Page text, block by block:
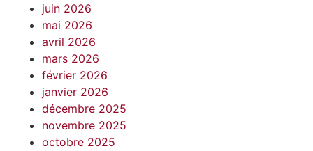
juin 2026
mai 2026
avril 2026
mars 2026
février 2026
janvier 2026
décembre 2025
novembre 2025
octobre 2025